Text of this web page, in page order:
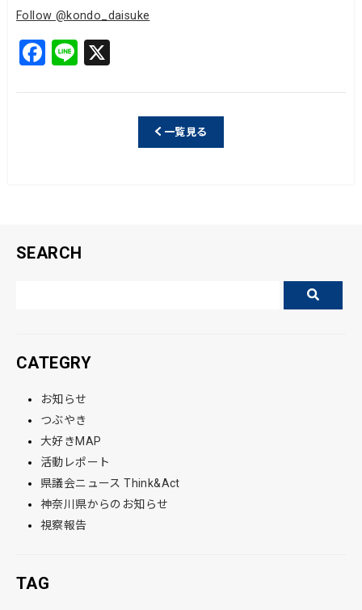
Follow @kondo_daisuke
F
a
c
Li
n
e
一覧見る
SEARCH
CATEGRY
お知らせ
つぶやき
大好きMAP
活動レポート
県議会ニュース Think&Act
神奈川県からのお知らせ
視察報告
TAG